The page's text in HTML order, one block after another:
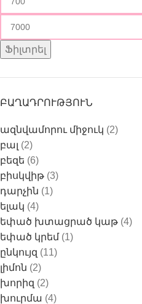
Ֆիլտրել
ԲԱՂԱԴՐՈՒԹՅՈՒՆ
ազնվամորու միջուկ (2)
բալ (2)
բեզե (6)
բիսկվիթ (3)
դարչին (1)
ելակ (4)
եփած խտացրած կաթ (4)
եփած կրեմ (1)
ընկույզ (11)
լիմոն (2)
խորիզ (2)
խուրմա (4)